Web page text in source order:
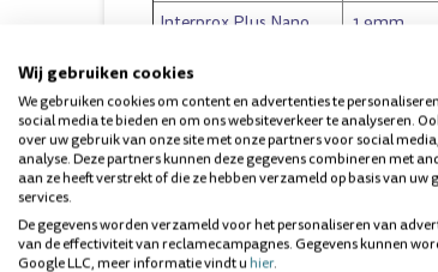
Interprox Plus Nano
1,9mm
Interprox Plus Super
Micro (Oranje)
2mm
Interprox Plus Micro
2,4mm
Interprox Plus Mini
(geel)
3mm
Wij gebruiken cookies
We gebruiken cookies om content en advertenties te
social media te bieden en om ons websiteverkeer te analyseren.
over uw gebruik van onze site met onze partners voor social
analyse. Deze partners kunnen deze gegevens combineren met
aan ze heeft verstrekt of die ze hebben verzameld op basis van uw
services.
De gegevens worden verzameld voor het personaliseren van
van de effectiviteit van reclamecampagnes. Gegevens kunnen
Google LLC, meer informatie vindt uhier.